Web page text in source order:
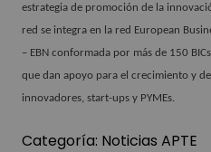
estrategia de promoción de la
red se integra en la red European
– EBN conformada por más de 150
que dan apoyo para el crecimiento y
innovadores, start-ups y PYMEs.
Categoría: Noticias APTE